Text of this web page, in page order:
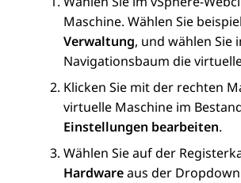
Maschine. Wählen Sie
Verwaltung, und wählen Sie
Navigationsbaum die
Klicken Sie mit der rechten
virtuelle Maschine im
Einstellungen bearbeiten.
Wählen Sie auf der
Hardwareaus der